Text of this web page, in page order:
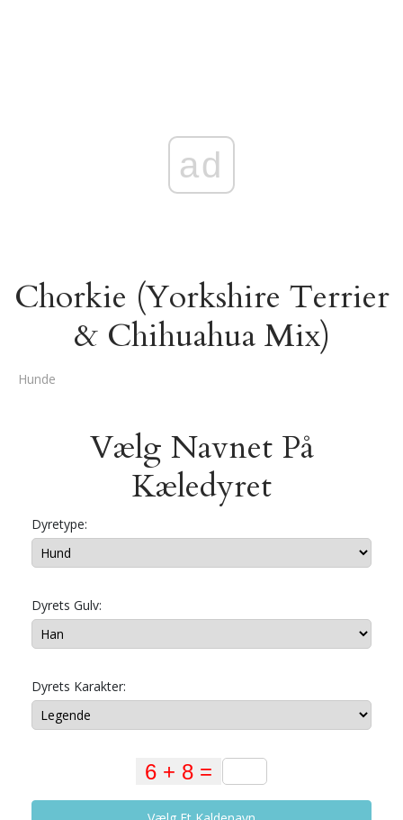
ad
Chorkie (Yorkshire Terrier
& Chihuahua Mix)
Hunde
Vælg Navnet På
Kæledyret
Dyretype:
Dyrets Gulv:
Dyrets Karakter: